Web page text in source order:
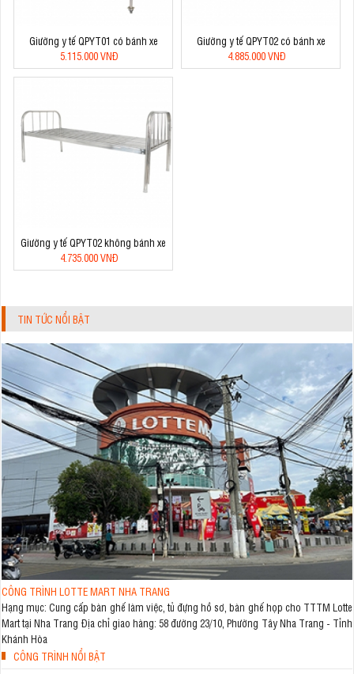
Giường y tế QPYT01 có bánh xe
5.115.000 VNĐ
Giường y tế QPYT02 có bánh xe
4.885.000 VNĐ
Giường y tế QPYT02 không bánh xe
4.735.000 VNĐ
TIN TỨC NỔI BẬT
CÔNG TRÌNH LOTTE MART NHA TRANG
Hạng mục: Cung cấp bàn ghế làm việc, tủ đựng hồ sơ, bàn ghế họp cho TTTM Lotte
Mart tại Nha Trang Địa chỉ giao hàng: 58 đường 23/10, Phường Tây Nha Trang - Tỉnh
Khánh Hòa
CÔNG TRÌNH NỔI BẬT